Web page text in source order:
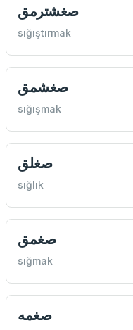
صغشترمق
sığıştırmak
صغشمق
sığışmak
صغلق
sığlık
صغمق
sığmak
صغمه